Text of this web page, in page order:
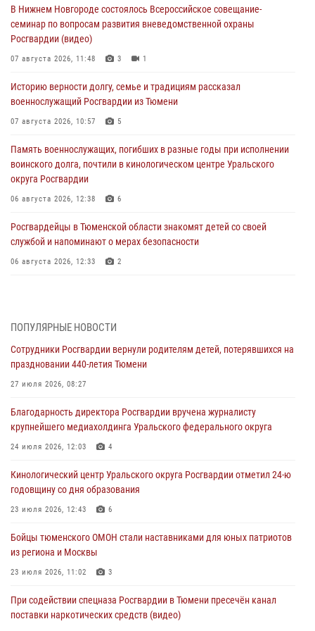
В Нижнем Новгороде состоялось Всероссийское совещание-
семинар по вопросам развития вневедомственной охраны
Росгвардии (видео)
07 августа 2026, 11:48 3 1
Историю верности долгу, семье и традициям рассказал
военнослужащий Росгвардии из Тюмени
07 августа 2026, 10:57 5
Память военнослужащих, погибших в разные годы при исполнении
воинского долга, почтили в кинологическом центре Уральского
округа Росгвардии
06 августа 2026, 12:38 6
Росгвардейцы в Тюменской области знакомят детей со своей
службой и напоминают о мерах безопасности
06 августа 2026, 12:33 2
06 августа 2026, 04:41 3
Росгвардейцы в Тюменской области почтили память генерала
армии Ивана Кирилловича Яковлева
05 августа 2026, 11:03
В Тюмени офицер Росгвардии в радиоэфире напомнил гражданам о
мерах безопасного владения оружием
05 августа 2026, 09:56
Военнослужащие Росгвардии сбили дрон-разведчик ВСУ на южном
направлении
05 августа 2026, 05:35
Стальной характер продемонстрировали росгвардейцы в ходе
масштабных спортивных событий на Урале
05 августа 2026, 05:22
ПОПУЛЯРНЫЕ НОВОСТИ
Сотрудники Росгвардии вернули родителям детей, потерявшихся на
праздновании 440-летия Тюмени
27 июля 2026, 08:27
Благодарность директора Росгвардии вручена журналисту
крупнейшего медиахолдинга Уральского федерального округа
24 июля 2026, 12:03 4
Кинологический центр Уральского округа Росгвардии отметил 24-ю
годовщину со дня образования
23 июля 2026, 12:43 6
Бойцы тюменского ОМОН стали наставниками для юных патриотов
из региона и Москвы
23 июля 2026, 11:02 3
При содействии спецназа Росгвардии в Тюмени пресечён канал
поставки наркотических средств (видео)